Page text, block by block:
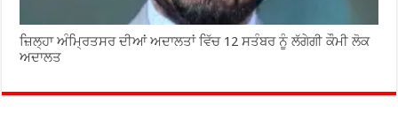
ਜ਼ਿਲ੍ਹਾ ਅੰਮ੍ਰਿਤਸਰ ਦੀਆਂ ਅਦਾਲਤਾਂ ਵਿੱਚ 12 ਸਤੰਬਰ ਨੂੰ ਲੱਗੇਗੀ ਕੌਮੀ ਲੋਕ
ਅਦਾਲਤ